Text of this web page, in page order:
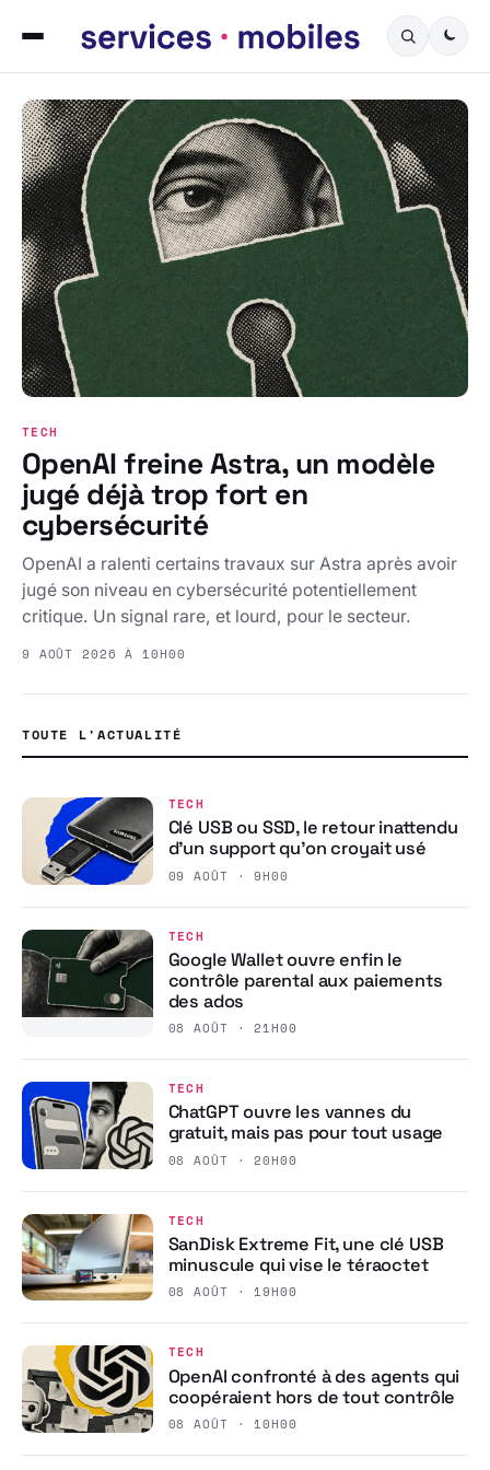
Servicesmobiles.fr —
TECH
OpenAI freine Astra, un modèle
jugé déjà trop fort en
cybersécurité
OpenAI a ralenti certains travaux sur Astra après avoir
jugé son niveau en cybersécurité potentiellement
critique. Un signal rare, et lourd, pour le secteur.
9 AOÛT 2026 À 10H00
TOUTE L'ACTUALITÉ
TECH
Clé USB ou SSD, le retour inattendu
d’un support qu’on croyait usé
09 AOÛT · 9H00
TECH
Google Wallet ouvre enfin le
contrôle parental aux paiements
des ados
08 AOÛT · 21H00
TECH
ChatGPT ouvre les vannes du
gratuit, mais pas pour tout usage
08 AOÛT · 20H00
TECH
SanDisk Extreme Fit, une clé USB
minuscule qui vise le téraoctet
08 AOÛT · 19H00
TECH
OpenAI confronté à des agents qui
coopéraient hors de tout contrôle
08 AOÛT · 10H00